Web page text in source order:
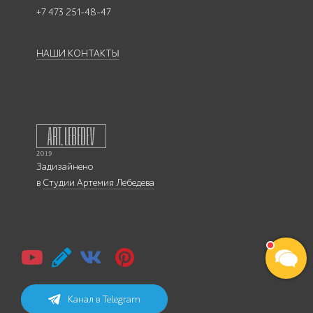
+7 473 251-48-47
НАШИ КОНТАКТЫ
Задизайнено
в Студии Артемия Лебедева
Канал в Telegram